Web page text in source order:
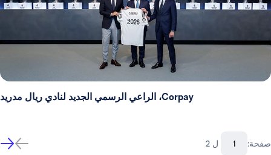
Corpay، الراعي الرسمي الجديد لنادي ريال مدريد
صفحة: ل 2